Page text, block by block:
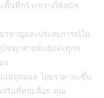
พื้นที่กว้างขวางให้สุนัข
วชาญและประสบการณ์ใน
นัขทุกสายพันธุ์และทุกข
ง
เหตุสมผล โดยราคาจะขึ้น
สริมที่คุณเลือก คุณ